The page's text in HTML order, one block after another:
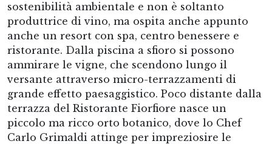
sostenibilità ambientale e non è soltanto
produttrice di vino, ma ospita anche appunto
anche un resort con spa, centro benessere e
ristorante. Dalla piscina a sfioro si possono
ammirare le vigne, che scendono lungo il
versante attraverso micro-terrazzamenti di
grande effetto paesaggistico. Poco distante dalla
terrazza del Ristorante Fiorfiore nasce un
piccolo ma ricco orto botanico, dove lo Chef
Carlo Grimaldi attinge per impreziosire le